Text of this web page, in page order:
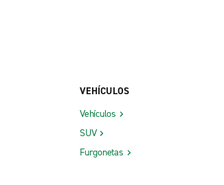
VEHÍCULOS
Vehículos
SUV
Furgonetas